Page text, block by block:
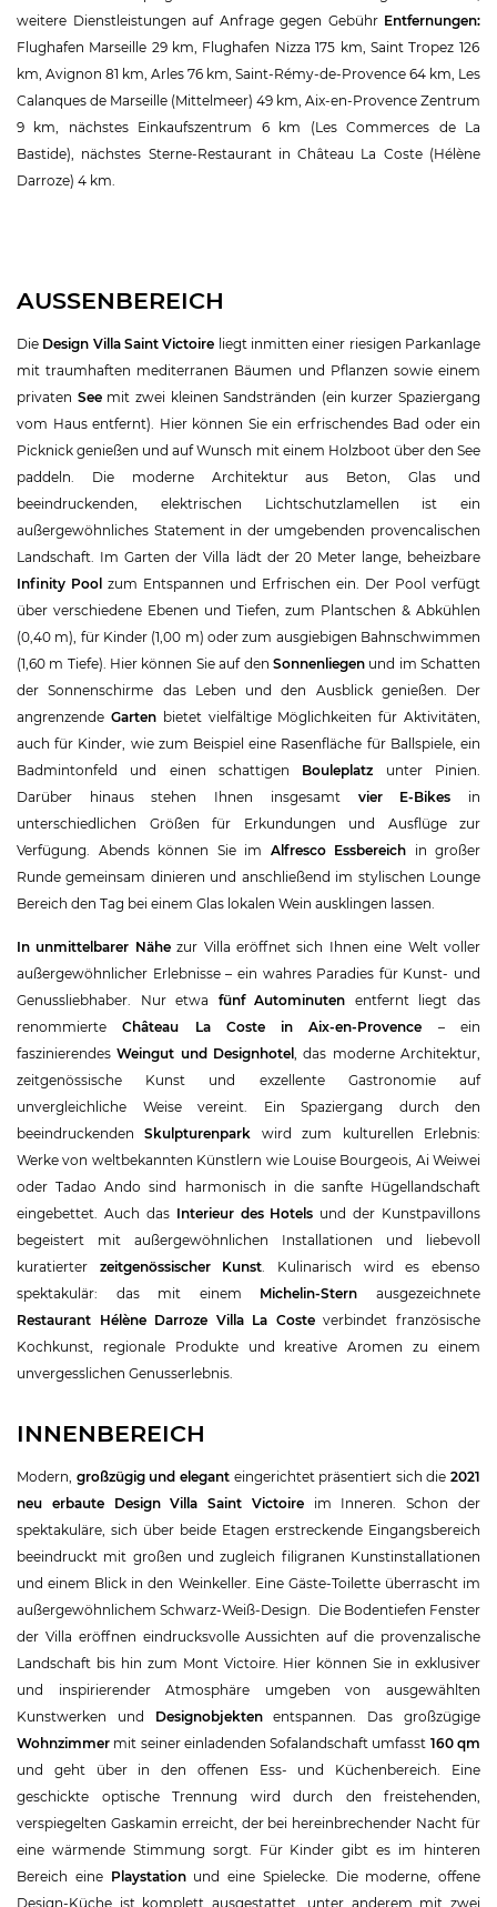
weitere Dienstleistungen auf Anfrage gegen Gebühr Entfernungen:
Flughafen Marseille 29 km, Flughafen Nizza 175 km, Saint Tropez 126
km, Avignon 81 km, Arles 76 km, Saint-Rémy-de-Provence 64 km, Les
Calanques de Marseille (Mittelmeer) 49 km, Aix-en-Provence Zentrum
9 km, nächstes Einkaufszentrum 6 km (Les Commerces de La
Bastide), nächstes Sterne-Restaurant in Château La Coste (Hélène
Darroze) 4 km.
AUSSENBEREICH
Die Design Villa Saint Victoire liegt inmitten einer riesigen Parkanlage
mit traumhaften mediterranen Bäumen und Pflanzen sowie einem
privaten Seemit zwei kleinen Sandstränden (ein kurzer Spaziergang
vom Haus entfernt). Hier können Sie ein erfrischendes Bad oder ein
Picknick genießen und auf Wunsch mit einem Holzboot über den See
paddeln. Die moderne Architektur aus Beton, Glas und
beeindruckenden, elektrischen Lichtschutzlamellen ist ein
außergewöhnliches Statement in der umgebenden provencalischen
Landschaft. Im Garten der Villa lädt der 20 Meter lange, beheizbare
Infinity Pool zum Entspannen und Erfrischen ein. Der Pool verfügt
über verschiedene Ebenen und Tiefen, zum Plantschen & Abkühlen
(0,40 m), für Kinder (1,00 m) oder zum ausgiebigen Bahnschwimmen
(1,60 m Tiefe). Hier können Sie auf den Sonnenliegen und im Schatten
der Sonnenschirme das Leben und den Ausblick genießen. Der
angrenzende Gartenbietet vielfältige Möglichkeiten für Aktivitäten,
auch für Kinder, wie zum Beispiel eine Rasenfläche für Ballspiele, ein
Badmintonfeld und einen schattigen Bouleplatz unter Pinien.
Darüber hinaus stehen Ihnen insgesamt vier E-Bikes in
unterschiedlichen Größen für Erkundungen und Ausflüge zur
Verfügung. Abends können Sie im Alfresco Essbereich in großer
Runde gemeinsam dinieren und anschließend im stylischen Lounge
Bereich den Tag bei einem Glas lokalen Wein ausklingen lassen.
In unmittelbarer Nähezur Villa eröffnet sich Ihnen eine Welt voller
außergewöhnlicher Erlebnisse – ein wahres Paradies für Kunst- und
Genussliebhaber. Nur etwa fünf Autominuten entfernt liegt das
renommierteChâteau La Coste in Aix-en-Provence – ein
faszinierendesWeingut und Designhotel , das moderne Architektur,
zeitgenössische Kunst und exzellente Gastronomie auf
unvergleichliche Weise vereint. Ein Spaziergang durch den
beeindruckendenSkulpturenpark wird zum kulturellen Erlebnis:
Werke von weltbekannten Künstlern wie Louise Bourgeois, Ai Weiwei
oder Tadao Ando sind harmonisch in die sanfte Hügellandschaft
eingebettet. Auch das Interieur des Hotels und der Kunstpavillons
begeistert mit außergewöhnlichen Installationen und liebevoll
kuratierter zeitgenössischer Kunst . Kulinarisch wird es ebenso
spektakulär: das mit einem Michelin-Stern ausgezeichnete
Restaurant Hélène Darroze Villa La Costeverbindet französische
Kochkunst, regionale Produkte und kreative Aromen zu einem
unvergesslichen Genusserlebnis.
INNENBEREICH
Modern, großzügig und eleganteingerichtet präsentiert sich die 2021
neu erbaute Design Villa Saint Victoireim Inneren. Schon der
spektakuläre, sich über beide Etagen erstreckende Eingangsbereich
beeindruckt mit großen und zugleich filigranen Kunstinstallationen
und einem Blick in den Weinkeller. Eine Gäste-Toilette überrascht im
außergewöhnlichem Schwarz-Weiß-Design. Die Bodentiefen Fenster
der Villa eröffnen eindrucksvolle Aussichten auf die provenzalische
Landschaft bis hin zum Mont Victoire. Hier können Sie in exklusiver
und inspirierender Atmosphäre umgeben von ausgewählten
Kunstwerken und Designobjektenentspannen. Das großzügige
Wohnzimmer mit seiner einladenden Sofalandschaft umfasst 160 qm
und geht über in den offenen Ess- und Küchenbereich. Eine
geschickte optische Trennung wird durch den freistehenden,
verspiegelten Gaskamin erreicht, der bei hereinbrechender Nacht für
eine wärmende Stimmung sorgt.
Für Kinder gibt es im hinteren
Bereich eine Playstationund eine Spielecke. Die moderne, offene
Design-Küche ist komplett ausgestattet, unter anderem mit zwei